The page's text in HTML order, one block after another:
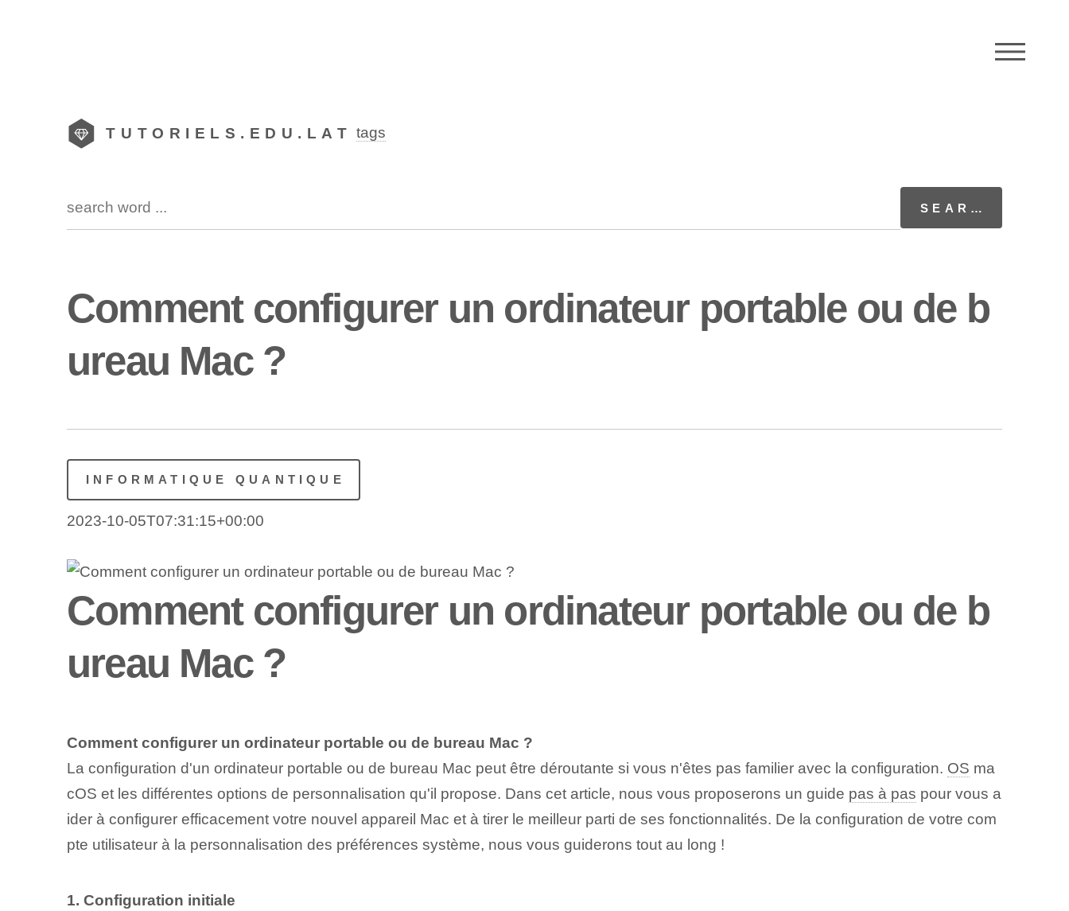
TUTORIELS.EDU.LAT tags
Comment configurer un ordinateur portable ou de b
ureau Mac ?
INFORMATIQUE QUANTIQUE
2023-10-05T07:31:15+00:00
Comment configurer un ordinateur portable ou de b
ureau Mac ?
Comment configurer un ordinateur portable ou de bureau Mac ?
La configuration d'un ordinateur portable ou de bureau Mac peut être déroutante si vous n'êtes pas familier avec la configuration. OS ma
cOS et les différentes options de personnalisation qu'il propose. Dans cet article, nous vous proposerons un guide pas à pas pour vous a
ider à configurer efficacement votre nouvel appareil Mac et à tirer le meilleur parti de ses fonctionnalités. De la configuration de votre com
pte utilisateur à la personnalisation des préférences système, nous vous guiderons tout au long !
1. Configuration initiale